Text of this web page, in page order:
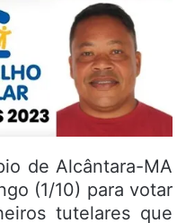
de Alcântara-MA
(1/10) para votar
tutelares que